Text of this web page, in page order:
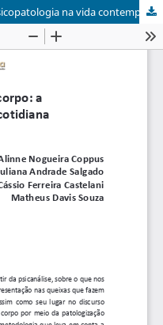
O medo que temos do corpo: a psicopatologia na vida contemporânea